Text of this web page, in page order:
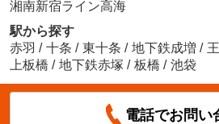
湘南新宿ライン高海
駅から探す
赤羽 / 十条 / 東十条 / 地下鉄成増 /
上板橋 / 地下鉄赤塚 / 板橋 / 池袋
電話でお問い